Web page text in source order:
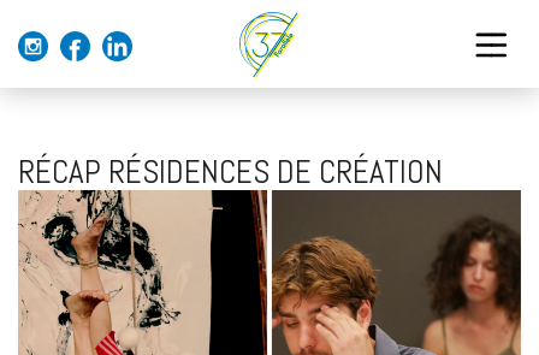
RÉCAP RÉSIDENCES DE CRÉATION
Lecteur
vidéo